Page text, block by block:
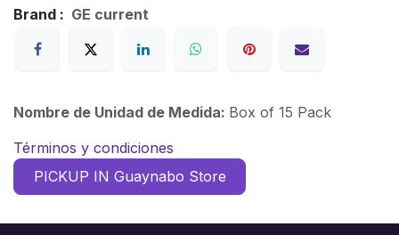
Brand : GE current
Nombre de Unidad de Medida: Box of 15 Pack
Términos y condiciones
PICKUP IN Guaynabo Store